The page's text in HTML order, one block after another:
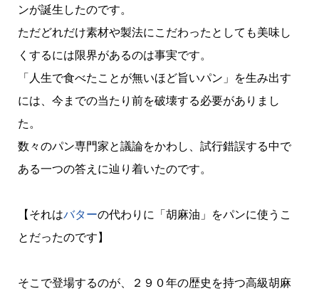
ンが誕生したのです。
ただどれだけ素材や製法にこだわったとしても美味し
くするには限界があるのは事実です。
「人生で食べたことが無いほど旨いパン」を生み出す
には、今までの当たり前を破壊する必要がありまし
た。
数々のパン専門家と議論をかわし、試行錯誤する中で
ある一つの答えに辿り着いたのです。
【それはバターの代わりに「胡麻油」をパンに使うこ
とだったのです】
そこで登場するのが、２９０年の歴史を持つ高級胡麻